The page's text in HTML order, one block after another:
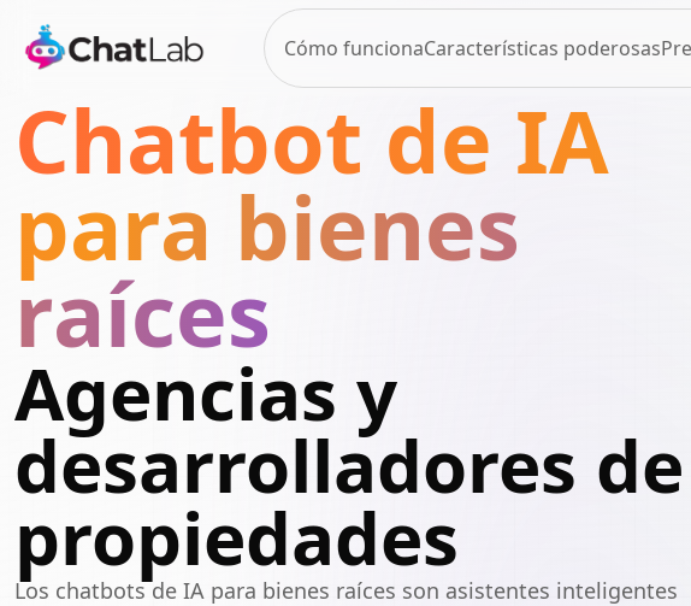
Cómo funcionaCaracterísticas poderosas
Chatbot de IA
para bienes
raíces
Agencias y
desarrolladores de
propiedades
Los chatbots de IA para bienes raíces son asistentes inteligentes